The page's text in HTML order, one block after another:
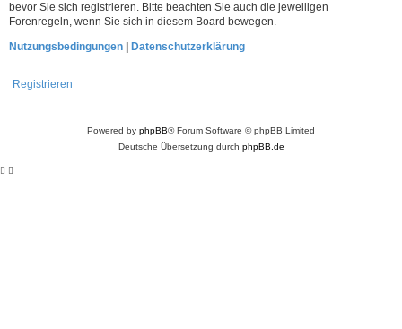
bevor Sie sich registrieren. Bitte beachten Sie auch die jeweiligen
Forenregeln, wenn Sie sich in diesem Board bewegen.
Nutzungsbedingungen | Datenschutzerklärung
Registrieren
Powered by phpBB® Forum Software © phpBB Limited
Deutsche Übersetzung durch phpBB.de